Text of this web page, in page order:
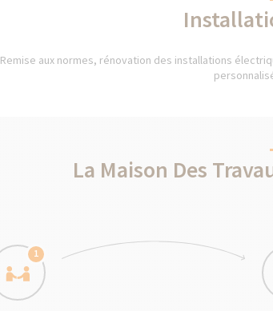
Remise aux normes, rénovation des installations
La Maison Des
1